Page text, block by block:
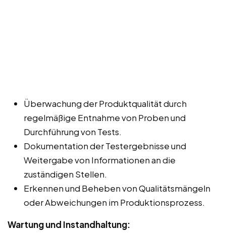
Überwachung der Produktqualität durch
regelmäßige Entnahme von Proben und
Durchführung von Tests.
Dokumentation der Testergebnisse und
Weitergabe von Informationen an die
zuständigen Stellen.
Erkennen und Beheben von Qualitätsmängeln
oder Abweichungen im Produktionsprozess.
Wartung und Instandhaltung: